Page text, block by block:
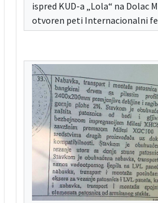
ispred KUD-a „Lola“ na Dolac
otvoren peti Internacionalni